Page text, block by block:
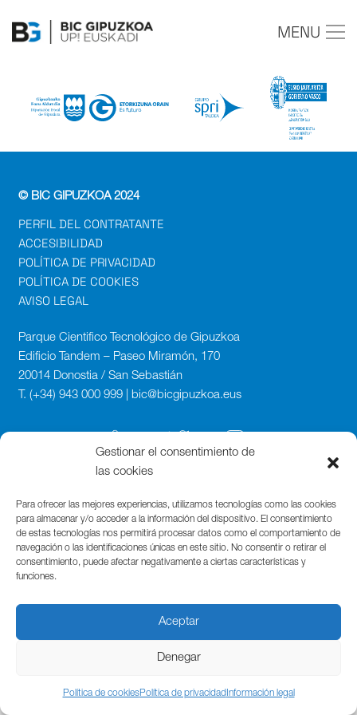
Gestionar el consentimiento de
las cookies
Para ofrecer las mejores experiencias, utilizamos tecnologías como las cookies
para almacenar y/o acceder a la información del dispositivo. El consentimiento
de estas tecnologías nos permitirá procesar datos como el comportamiento de
navegación o las identificaciones únicas en este sitio. No consentir o retirar el
consentimiento, puede afectar negativamente a ciertas características y
funciones.
Aceptar
Denegar
Política de cookiesPolítica de privacidad Información legal
MENU
© BIC GIPUZKOA 2024
PERFIL DEL CONTRATANTE
ACCESIBILIDAD
POLÍTICA DE PRIVACIDAD
POLÍTICA DE COOKIES
AVISO LEGAL
Parque Cientifico Tecnológico de Gipuzkoa
Edificio Tandem – Paseo Miramón, 170
20014 Donostia / San Sebastián
T. (+34) 943 000 999 | bic@bicgipuzkoa.eus